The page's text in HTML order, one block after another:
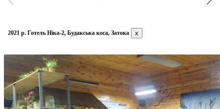
2021 р. Готель Ніка-2, Будакська коса, Затока